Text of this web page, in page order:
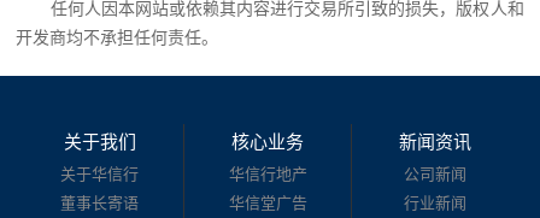
任何人因本网站或依赖其内容进行交易所引致的损失，版权人和
开发商均不承担任何责任。
关于我们
关于华信行
董事长寄语
核心业务
华信行地产
华信堂广告
新闻资讯
公司新闻
行业新闻